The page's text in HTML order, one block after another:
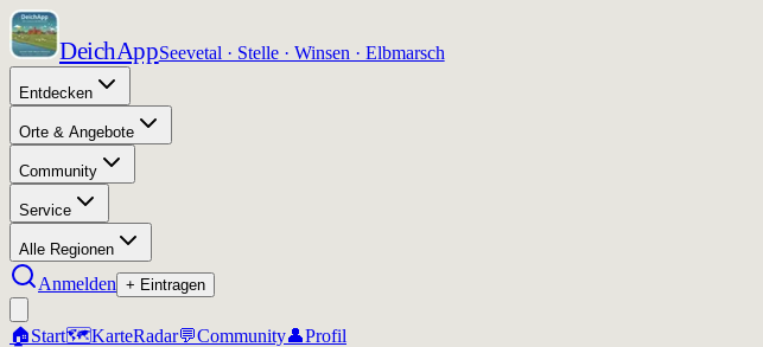
DeichAppSeevetal · Stelle · Winsen · Elbmarsch
Entdecken
Orte & Angebote
Community
Service
Alle Regionen
Anmelden + Eintragen
🏠Start🗺️KarteRadar💬Community👤Profil